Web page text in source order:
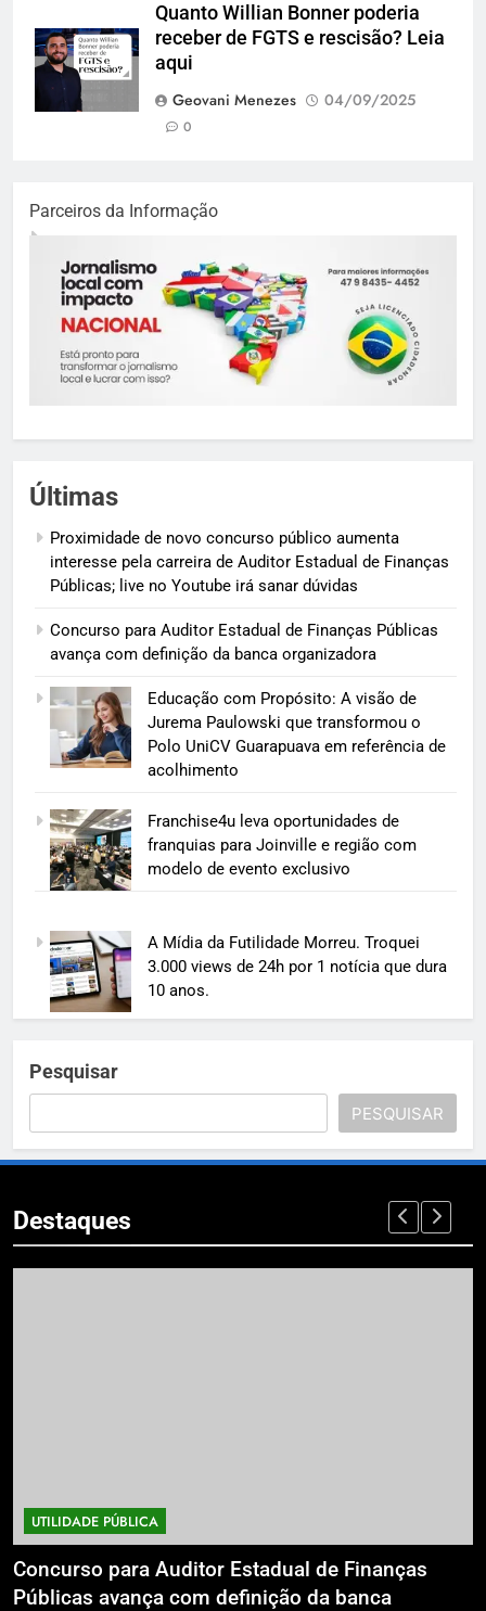
Quanto Willian Bonner poderia
receber de FGTS e rescisão? Leia
aqui
Geovani Menezes
04/09/2025
0
Parceiros da Informação
Últimas
Proximidade de novo concurso público aumenta
interesse pela carreira de Auditor Estadual de Finanças
Públicas; live no Youtube irá sanar dúvidas
Concurso para Auditor Estadual de Finanças Públicas
avança com definição da banca organizadora
Educação com Propósito: A visão de
Jurema Paulowski que transformou o
Polo UniCV Guarapuava em referência de
acolhimento
Franchise4u leva oportunidades de
franquias para Joinville e região com
modelo de evento exclusivo
A Mídia da Futilidade Morreu. Troquei
3.000 views de 24h por 1 notícia que dura
10 anos.
Pesquisar
PESQUISAR
Destaques
UTILIDADE PÚBLICA
Concurso para Auditor Estadual de Finanças
Públicas avança com definição da banca